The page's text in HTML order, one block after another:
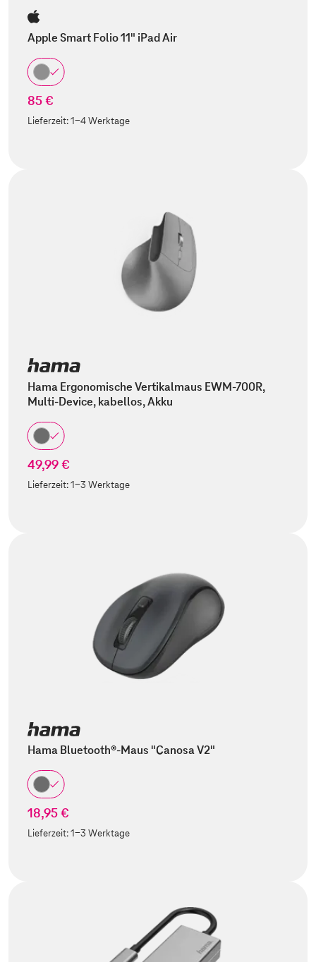
Apple Smart Folio 11" iPad Air
85 €
Lieferzeit:1-4 Werktage
Hama Ergonomische Vertikalmaus EWM-700R,
Multi-Device, kabellos, Akku
49,99 €
Lieferzeit:1-3 Werktage
Hama Bluetooth®-Maus "Canosa V2"
18,95 €
Lieferzeit:1-3 Werktage